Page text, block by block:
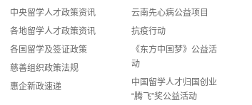
中央留学人才政策资讯
各地留学人才政策资讯
各国留学及签证政策
慈善组织政策法规
惠企新政速递
云南先心病公益项目
抗疫行动
《东方中国梦》公益活
动
中国留学人才归国创业
“腾飞”奖公益活动